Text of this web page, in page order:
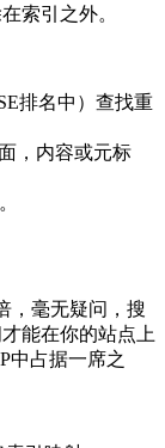
索引之外。
排名中）查找重
，内容或元标
，毫无疑问，搜
能在你的站点上
中占据一席之